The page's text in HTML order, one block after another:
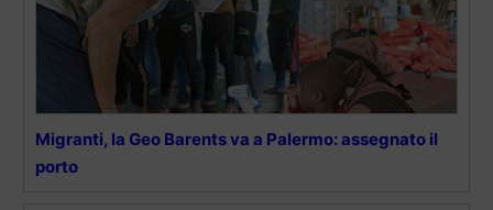
Migranti, la Geo Barents va a Palermo: assegnato il
porto